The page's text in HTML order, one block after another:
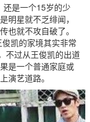
还是一个15岁的少
明星就不乏绯闻，
也就不攻自破了。
凯的家境其实非常
不过从王俊凯的出道
是一个普通家庭或
演艺道路。